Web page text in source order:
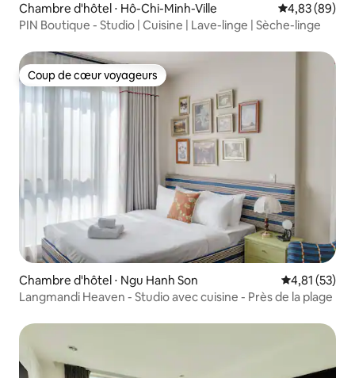
Chambre d'hôtel ⋅ Hô-Chi-Minh-Ville Évaluation
4,83 (89)
PIN Boutique - Studio | Cuisine | Lave-linge | Sèche-linge
Coup de cœur voyageurs
Coup de cœur voyageurs
Chambre d'hôtel ⋅ Ngu Hanh Son Évaluation
4,81 (53)
Langmandi Heaven - Studio avec cuisine - Près de la plage